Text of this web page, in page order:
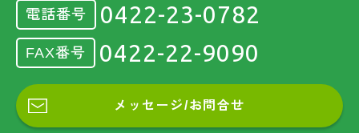
電話番号 0422-23-0782
FAX番号 0422-22-9090
メッセージ/お問合せ